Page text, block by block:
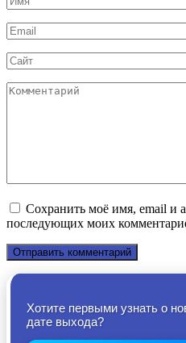
*
Email
*
Сайт
Комментарий
Сохранить моё имя, email и
последующих моих
Хотите первыми узнать о
дате выхода?